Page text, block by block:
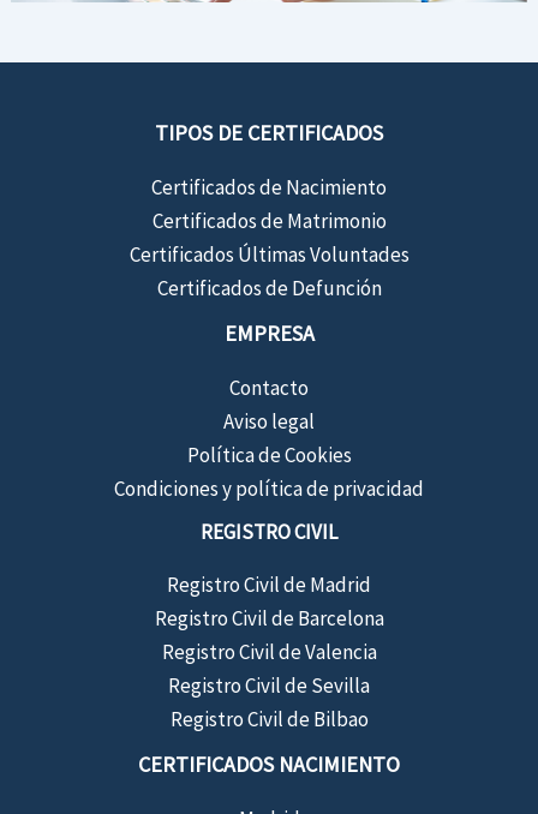
TIPOS DE CERTIFICADOS
Certificados de Nacimiento
Certificados de Matrimonio
Certificados Últimas Voluntades
Certificados de Defunción
EMPRESA
Contacto
Aviso legal
Política de Cookies
Condiciones y política de privacidad
REGISTRO CIVIL
Registro Civil de Madrid
Registro Civil de Barcelona
Registro Civil de Valencia
Registro Civil de Sevilla
Registro Civil de Bilbao
CERTIFICADOS NACIMIENTO